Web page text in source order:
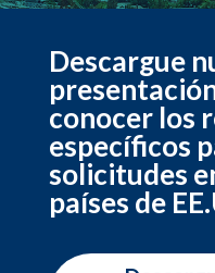
Descargue
conocer los
específicos
solicitudes
países de